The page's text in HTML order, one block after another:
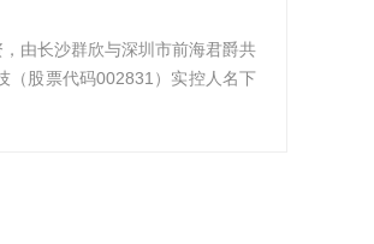
由长沙群欣与深圳市前海君爵共
（股票代码002831）实控人名下